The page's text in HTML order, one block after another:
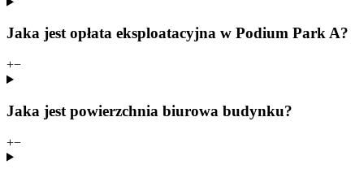
Jaka jest opłata eksploatacyjna w Podium Park A?
+−
Jaka jest powierzchnia biurowa budynku?
+−